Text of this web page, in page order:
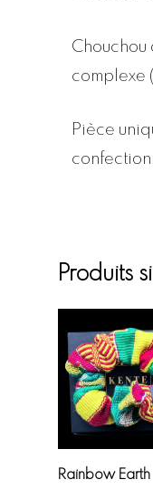
Chouchou
complexe
Pièce
Produits
Ajouter
Rainbow Earth